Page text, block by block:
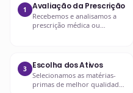
1 Avaliação da Prescrição
Recebemos e analisamos a
prescrição médica ou
3 Escolha dos Ativos
Selecionamos as matérias-
primas de melhor qualidade